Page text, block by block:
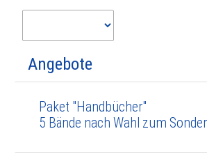
Angebote
Paket "Handbücher"
5 Bände nach Wahl zum